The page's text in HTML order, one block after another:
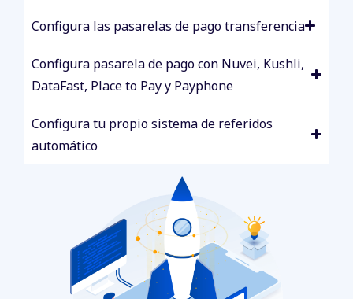
Configura las pasarelas de pago transferencia
Configura pasarela de pago con Nuvei, Kushli,
DataFast, Place to Pay y Payphone
Configura tu propio sistema de referidos
automático